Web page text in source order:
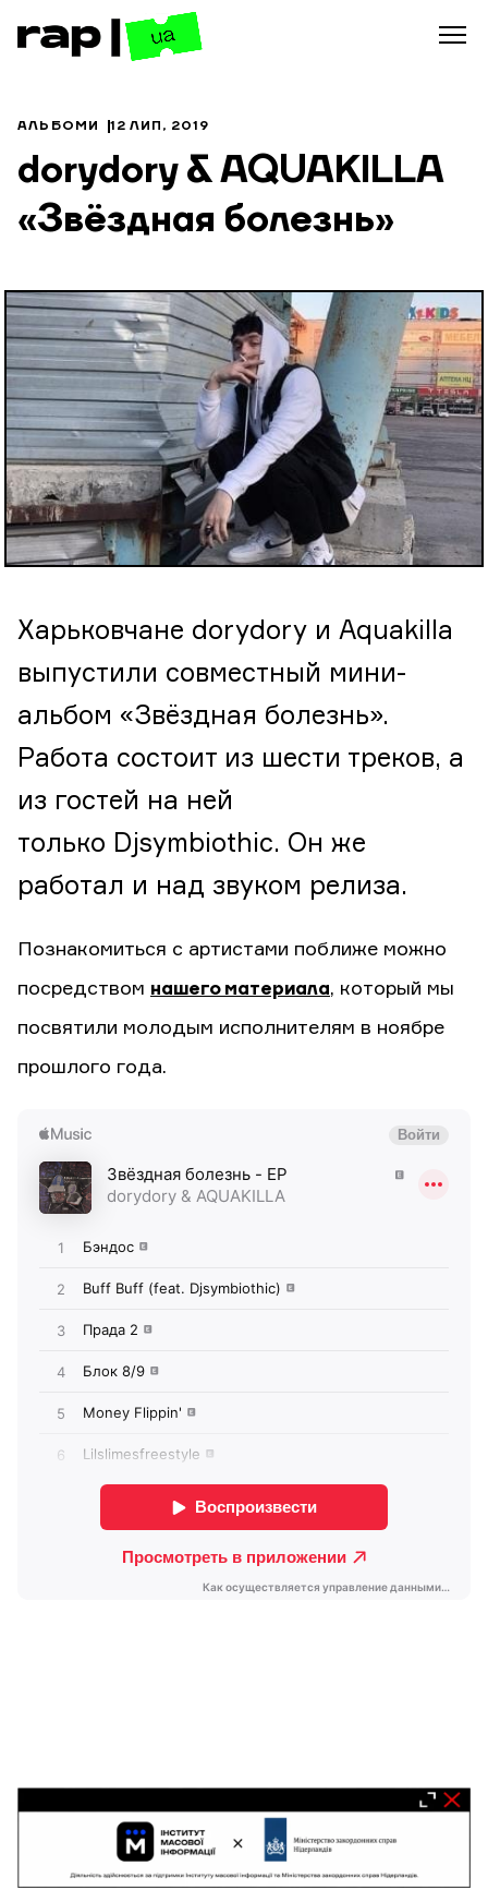
АЛЬБОМИ 12 ЛИП, 2019
dorydory & AQUAKILLA
«Звёздная болезнь»
Харьковчане dorydory и Aquakilla
выпустили совместный мини-
альбом «Звёздная болезнь».
Работа состоит из шести треков, а
из гостей на ней
только Djsymbiothic. Он же
работал и над звуком релиза.
Познакомиться с артистами поближе можно
посредством нашего материала, который мы
посвятили молодым исполнителям в ноябре
прошлого года.